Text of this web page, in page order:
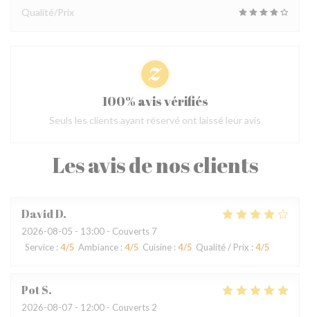
Les avis de nos clients
DavidD
2026-08-05 - 13:00 - Couverts 7
Service : 4/5 Ambiance : 4/5 Cuisine : 4/5 Qualité / Prix : 4/5
PotS
2026-08-07 - 12:00 - Couverts 2
Qualité/Prix
100% avis vérifiés
Seuls les clients ayant réservé ont laissé leur avis